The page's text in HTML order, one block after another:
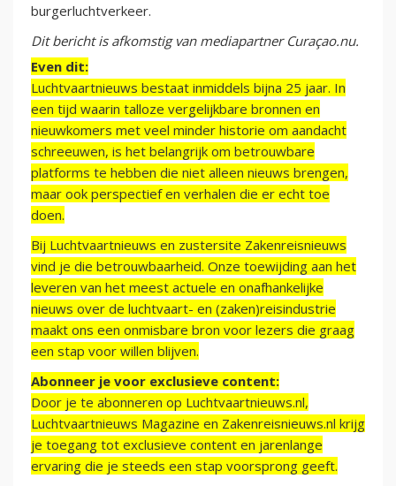
burgerluchtverkeer.
Dit bericht is afkomstig van mediapartner Curaçao.nu.
Even dit:
Luchtvaartnieuws bestaat inmiddels bijna 25 jaar. In
een tijd waarin talloze vergelijkbare bronnen en
nieuwkomers met veel minder historie om aandacht
schreeuwen, is het belangrijk om betrouwbare
platforms te hebben die niet alleen nieuws brengen,
maar ook perspectief en verhalen die er echt toe
doen.
Bij Luchtvaartnieuws en zustersite Zakenreisnieuws
vind je die betrouwbaarheid. Onze toewijding aan het
leveren van het meest actuele en onafhankelijke
nieuws over de luchtvaart- en (zaken)reisindustrie
maakt ons een onmisbare bron voor lezers die graag
een stap voor willen blijven.
Abonneer je voor exclusieve content:
Door je te abonneren op Luchtvaartnieuws.nl,
Luchtvaartnieuws Magazine en Zakenreisnieuws.nl krijg
je toegang tot exclusieve content en jarenlange
ervaring die je steeds een stap voorsprong geeft.